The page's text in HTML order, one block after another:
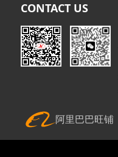
CONTACT US
阿里巴巴旺铺